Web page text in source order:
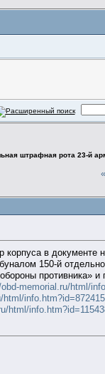
штрафная рота 23-й
в документе
150-й
противника»
memorial.ru/html/
html/
html/